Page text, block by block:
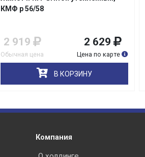
КМФ р 56/58
2 919
Обычная цена
2 629
Цена по карте
В КОРЗИНУ
Компания